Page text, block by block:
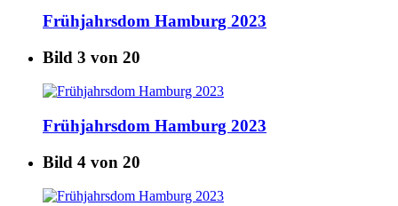
Frühjahrsdom Hamburg 2023
Bild 3 von 20
Frühjahrsdom Hamburg 2023
Bild 4 von 20